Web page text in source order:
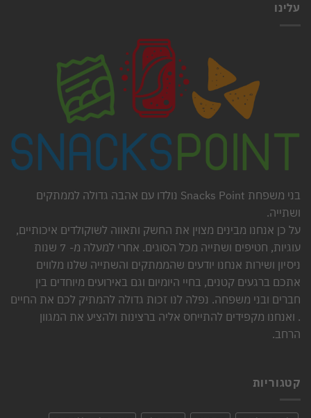
עלינו
בני משפחת Snacks Point נולדו עם אהבה גדולה לממתקים
ושתייה.
על כן אנחנו מבינים מצוין את החשק ותאווה לשוקולדים איכותיים,
עוגיות, חטיפים ושתייה מכל הסוגים. אחרי למעלה מ- 7 שנות
ניסיון ושירות אנחנו יודעים שהממתקים והשתייה שלנו מלווים
אתכם ברגעים קטנים, בחיי היומיום וגם באירועים מיוחדים בין
חברים ובני משפחה. נפלה לנו זכות גדולה להמתיק לכם את החיים
. ואנחנו מקפידים להתייחס אליה ברצינות ולהציע את המגוון
הרחב.
קטגוריות